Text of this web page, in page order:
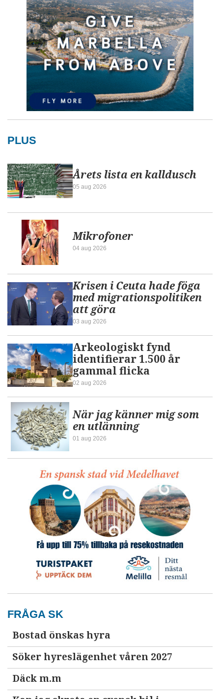
PLUS
Årets lista en kalldusch
05 aug 2026
Mikrofoner
04 aug 2026
Krisen i Ceuta hade föga
med migrationspolitiken
att göra
03 aug 2026
Arkeologiskt fynd
identifierar 1.500 år
gammal flicka
02 aug 2026
När jag känner mig som
en utlänning
01 aug 2026
FRÅGA SK
Bostad önskas hyra
Söker hyreslägenhet våren 2027
Däck m.m